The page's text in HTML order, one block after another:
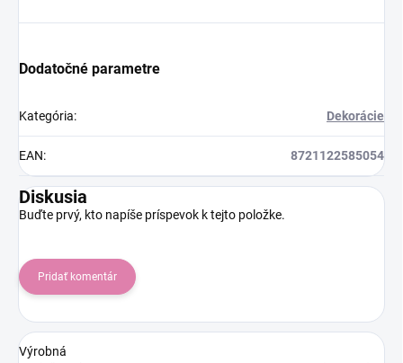
Dodatočné parametre
Kategória: Dekorácie
EAN: 8721122585054
Diskusia
Buďte prvý, kto napíše príspevok k tejto položke.
Pridať komentár
Výrobná